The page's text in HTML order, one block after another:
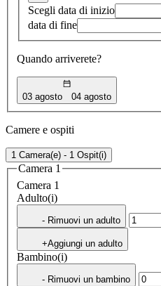
Scegli data di inizio
data di fine
Quando arriverete?
03 agosto 04 agosto
Camere e ospiti
1 Camera(e) - 1 Ospit(i)
Camera 1
Camera 1
Adulto(i)
- Rimuovi un adulto
+Aggiungi un adulto
Bambino(i)
- Rimuovi un bambino